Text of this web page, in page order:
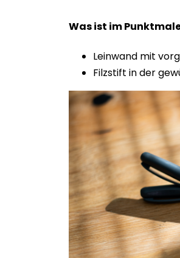
Was ist im
Leinwand mit
Filzstift in der